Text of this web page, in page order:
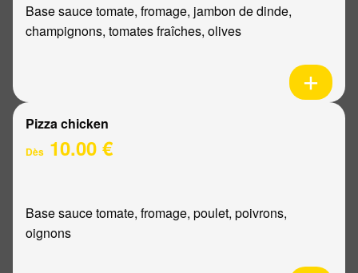
Base sauce tomate, fromage, jambon de dinde,
champignons, tomates fraîches, olives
Pizza chicken
Dès 10.00 €
Base sauce tomate, fromage, poulet, poivrons,
oignons